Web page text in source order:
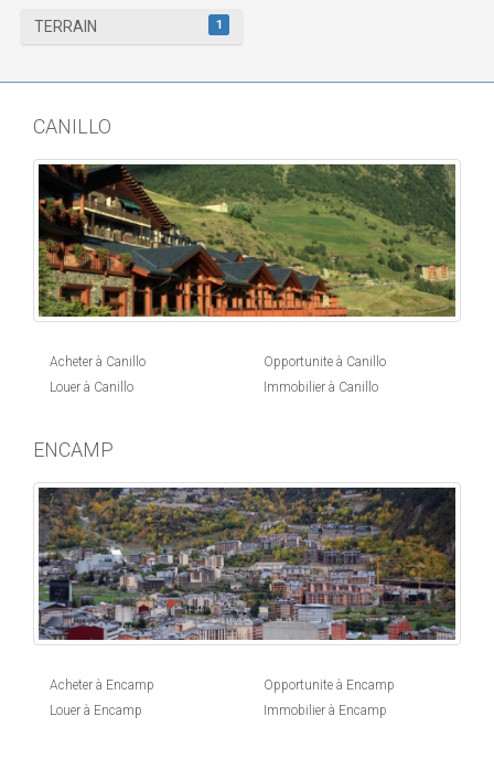
TERRAIN 1
CANILLO
Acheter à Canillo
Louer à Canillo
Opportunite à Canillo
Immobilier à Canillo
ENCAMP
Acheter à Encamp
Louer à Encamp
Opportunite à Encamp
Immobilier à Encamp